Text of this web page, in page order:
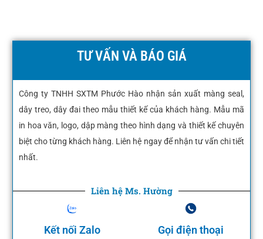
TƯ VẤN VÀ BÁO GIÁ
Công ty TNHH SXTM Phước Hào nhận sản xuất màng seal,
dây treo, dây đai theo mẫu thiết kế của khách hàng. Mẫu mã
in hoa văn, logo, dập màng theo hình dạng và thiết kế chuyên
biệt cho từng khách hàng. Liên hệ ngay để nhận tư vấn chi tiết
nhất.
Liên hệ Ms. Hường
Kết nối Zalo Gọi điện thoại